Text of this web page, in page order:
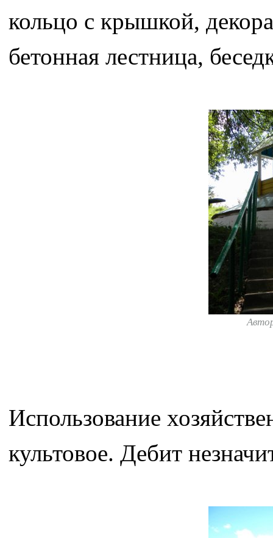
кольцо с крышкой,
бетонная лестница,
Использование
культовое. Дебит